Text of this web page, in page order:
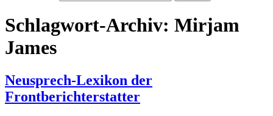
Schlagwort-Archiv: Mirjam
James
Neusprech-Lexikon der
Frontberichterstatter